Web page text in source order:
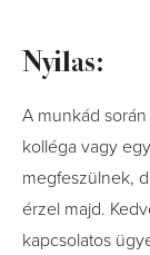
Nyilas:
A munkád
kolléga vagy
megfeszülnek,
érzel majd.
kapcsolatos